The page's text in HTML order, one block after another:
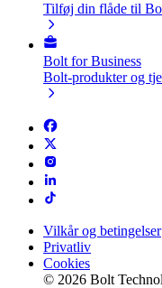
Tilføj din flåde til
Bolt for Business
Bolt-produkter og
Vilkår og betingelser
Privatliv
Cookies
© 2026 Bolt